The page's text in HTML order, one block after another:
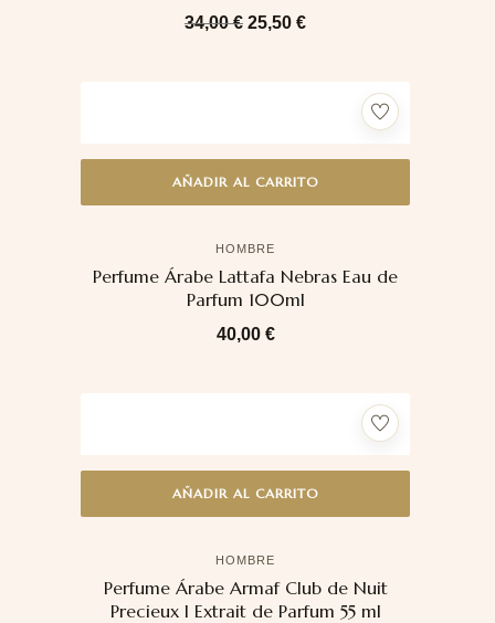
34,00€ 25,50 €
AÑADIR AL CARRITO
HOMBRE
Perfume Árabe Lattafa Nebras Eau de
Parfum 100ml
40,00 €
AÑADIR AL CARRITO
HOMBRE
Perfume Árabe Armaf Club de Nuit
Precieux I Extrait de Parfum 55 ml